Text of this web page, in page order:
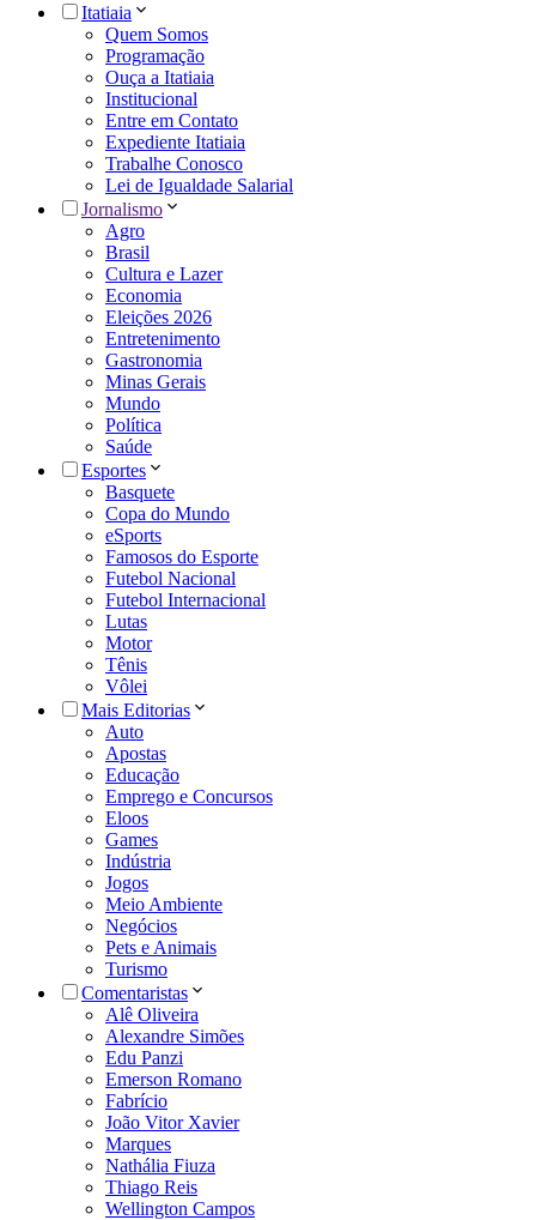
Itatiaia
Quem Somos
Programação
Ouça a Itatiaia
Institucional
Entre em Contato
Expediente Itatiaia
Trabalhe Conosco
Lei de Igualdade Salarial
Jornalismo
Agro
Brasil
Cultura e Lazer
Economia
Eleições 2026
Entretenimento
Gastronomia
Minas Gerais
Mundo
Política
Saúde
Esportes
Basquete
Copa do Mundo
eSports
Famosos do Esporte
Futebol Nacional
Futebol Internacional
Lutas
Motor
Tênis
Vôlei
Mais Editorias
Auto
Apostas
Educação
Emprego e Concursos
Eloos
Games
Indústria
Jogos
Meio Ambiente
Negócios
Pets e Animais
Turismo
Comentaristas
Alê Oliveira
Alexandre Simões
Edu Panzi
Emerson Romano
Fabrício
João Vitor Xavier
Marques
Nathália Fiuza
Thiago Reis
Wellington Campos